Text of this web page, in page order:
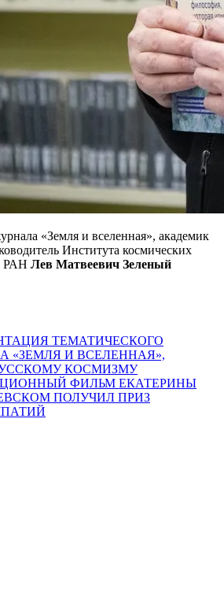
«Земля и вселенная», академик
Института космических
РАН Лев Матвеевич Зеленый
ТЕМАТИЧЕСКОГО
«ЗЕМЛЯ И ВСЕЛЕННАЯ»,
КОСМИЗМУ
ФИЛЬМ ЕКАТЕРИНЫ
ПОЛУЧИЛ ПРИЗ